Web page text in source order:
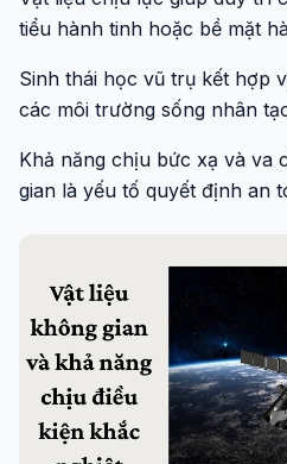
tiểu hành tinh hoặc bề mặt
Sinh thái học vũ trụ kết hợp
các môi trường sống nhân
Khả năng chịu bức xạ và va
gian là yếu tố quyết định an